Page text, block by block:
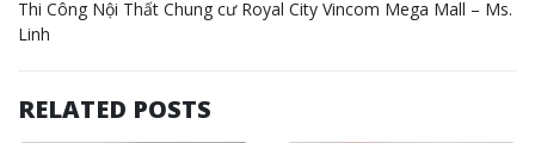
Thi Công Nội Thất Chung cư Royal City Vincom Mega Mall – Ms.
Linh
RELATED POSTS